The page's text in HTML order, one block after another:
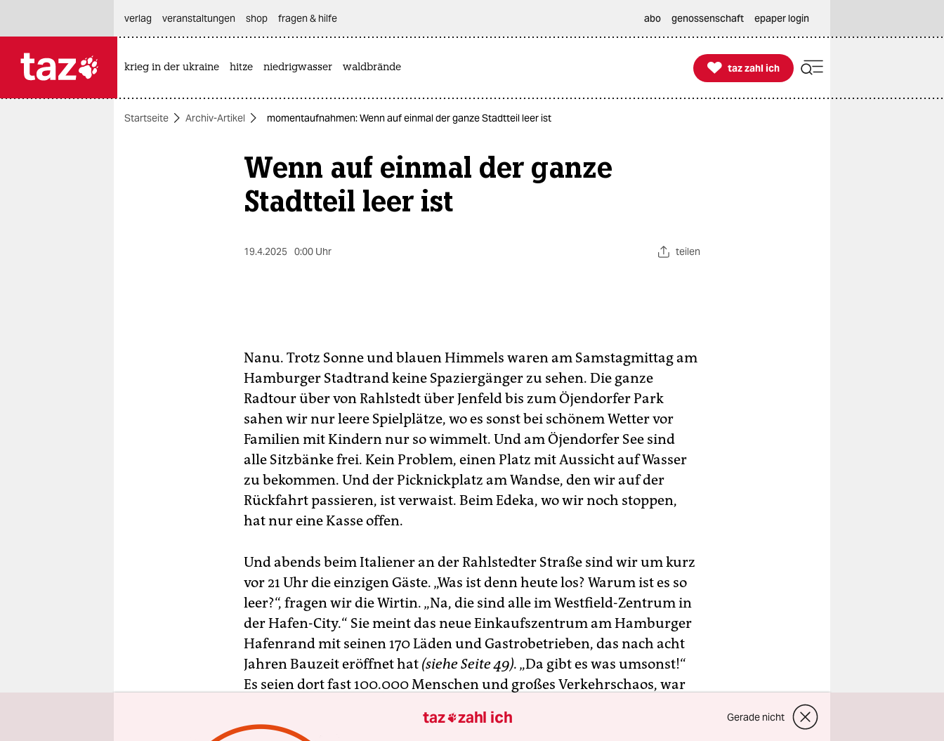
themen
verlag
veranstaltungen shop fragen & hilfe abo genossenschaft epaper login
krieg in der ukraine hitze niedrigwasser waldbrände 
taz zahl ich
taz zahl ich
Startseite Archiv-Artikel momentaufnahmen: Wenn auf einmal der ganze Stadtteil leer ist
Wenn auf einmal der ganze
Stadtteil leer ist
19.4.2025 0:00 Uhr teilen
Nanu. Trotz Sonne und blauen Himmels waren am Samstagmittag am
Hamburger Stadtrand keine Spaziergänger zu sehen. Die ganze
Radtour über von Rahlstedt über Jenfeld bis zum Öjendorfer Park
sahen wir nur leere Spielplätze, wo es sonst bei schönem Wetter vor
Familien mit Kindern nur so wimmelt. Und am Öjendorfer See sind
alle Sitzbänke frei. Kein Problem, einen Platz mit Aussicht auf Wasser
zu bekommen. Und der Picknickplatz am Wandse, den wir auf der
Rückfahrt passieren, ist verwaist. Beim Edeka, wo wir noch stoppen,
hat nur eine Kasse offen.
Und abends beim Italiener an der Rahlstedter Straße sind wir um kurz
vor 21 Uhr die einzigen Gäste. „Was ist denn heute los? Warum ist es so
leer?“, fragen wir die Wirtin. „Na, die sind alle im Westfield-Zentrum in
der Hafen-City.“ Sie meint das neue Einkaufszentrum am Hamburger
Hafenrand mit seinen 170 Läden und Gas­tro­betrieben, das nach acht
Jahren Bauzeit eröffnet hat (siehe Seite 49). „Da gibt es was umsonst!“
Es seien dort fast 100.000 Menschen und großes Verkehrschaos, war
Pizzaofen ist schon aus. Aber sie macht ihn für uns wieder an.
taz zahl ich Gerade nicht